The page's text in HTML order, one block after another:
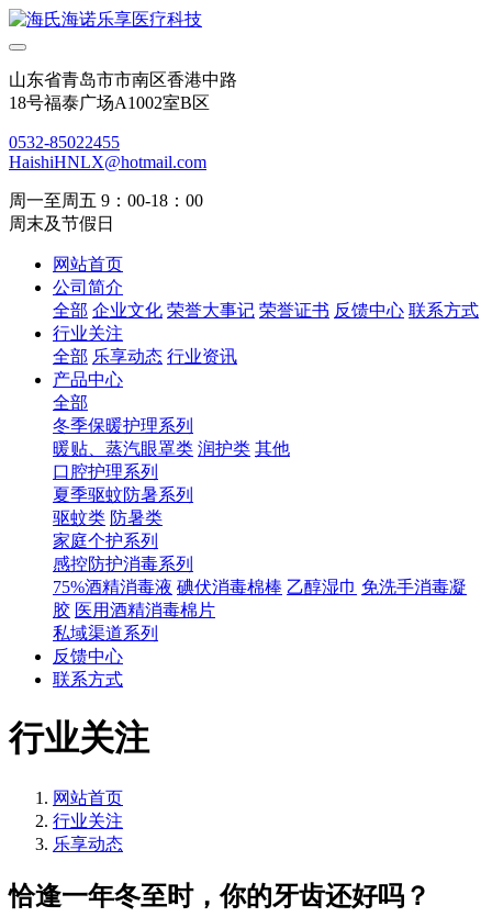
山东省青岛市市南区香港中路
18号福泰广场A1002室B区
0532-85022455
HaishiHNLX@hotmail.com
周一至周五 9：00-18：00
周末及节假日
网站首页
公司简介
全部 企业文化 荣誉大事记 荣誉证书 反馈中心 联系方式
行业关注
全部 乐享动态 行业资讯
产品中心
全部
冬季保暖护理系列
暖贴、蒸汽眼罩类 润护类 其他
口腔护理系列
夏季驱蚊防暑系列
驱蚊类 防暑类
家庭个护系列
感控防护消毒系列
75%酒精消毒液 碘伏消毒棉棒 乙醇湿巾 免洗手消毒凝
胶 医用酒精消毒棉片
私域渠道系列
反馈中心
联系方式
行业关注
网站首页
行业关注
乐享动态
恰逢一年冬至时，你的牙齿还好吗？